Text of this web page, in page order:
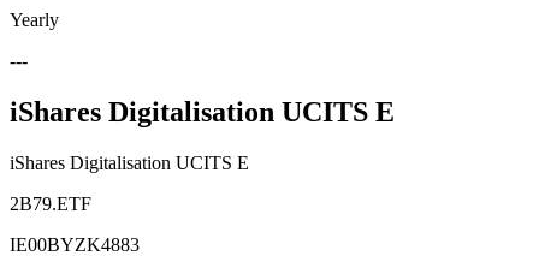
Yearly
---
iShares Digitalisation UCITS E
iShares Digitalisation UCITS E
2B79.ETF
IE00BYZK4883